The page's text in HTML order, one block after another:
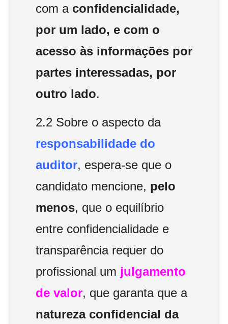
com a confidencialidade,
por um lado, e com o
acesso às informações por
partes interessadas, por
outro lado.
2.2 Sobre o aspecto da
responsabilidade do
auditor, espera-se que o
candidato mencione, pelo
menos, que o equilíbrio
entre confidencialidade e
transparência requer do
profissional um julgamento
de valor, que garanta que a
natureza confidencial da